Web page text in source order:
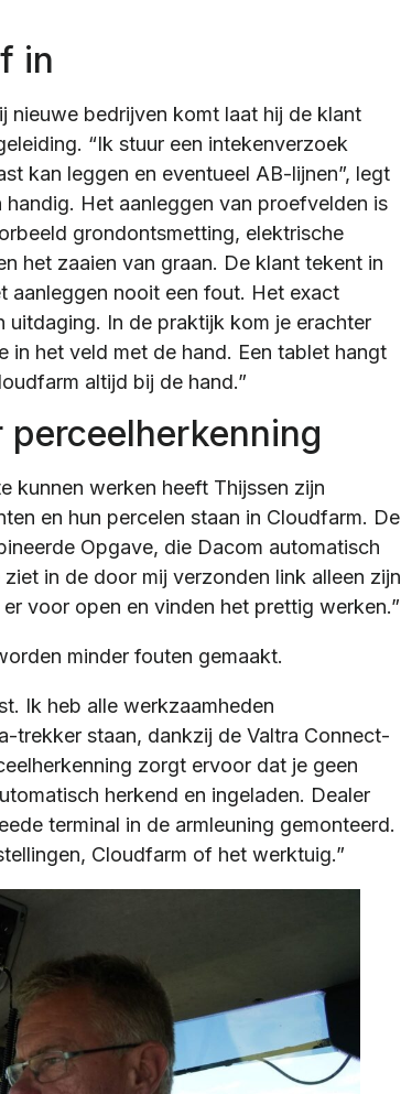
in
nieuwe bedrijven komt laat hij de klant
“Ik stuur een intekenverzoek
kan leggen en eventueel AB-lijnen”, legt
Het aanleggen van proefvelden is
grondontsmetting, elektrische
het zaaien van graan. De klant tekent in
aanleggen nooit een fout. Het exact
uitdaging. In de praktijk kom je erachter
in het veld met de hand. Een tablet hangt
altijd bij de hand.”
perceelherkenning
kunnen werken heeft Thijssen zijn
en hun percelen staan in Cloudfarm. De
Opgave, die Dacom automatisch
in de door mij verzonden link alleen zijn
voor open en vinden het prettig werken.”
minder fouten gemaakt.
Ik heb alle werkzaamheden
trekker staan, dankzij de Valtra Connect-
zorgt ervoor dat je geen
herkend en ingeladen. Dealer
terminal in de armleuning gemonteerd.
Cloudfarm of het werktuig.”